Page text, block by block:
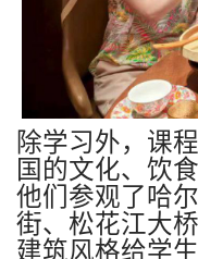
除学习外，课
国的文化、饮
他们参观了哈
街、松花江大
建筑风格给学